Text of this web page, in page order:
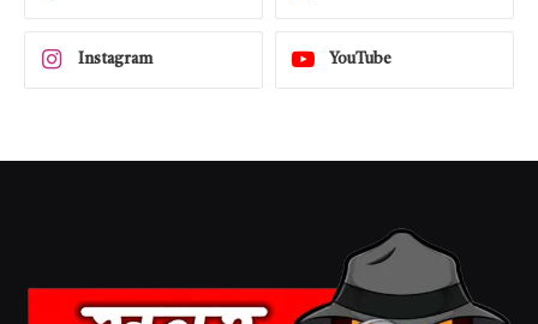
Instagram YouTube